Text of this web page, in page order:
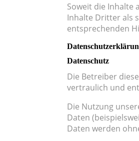
Soweit die Inhalte
Inhalte Dritter als
entsprechenden
Datenschutz
Die Betreiber
vertraulich und
Die Nutzung
Daten
Daten werden